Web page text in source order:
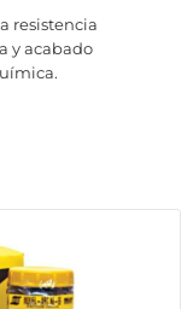
resistencia
y acabado